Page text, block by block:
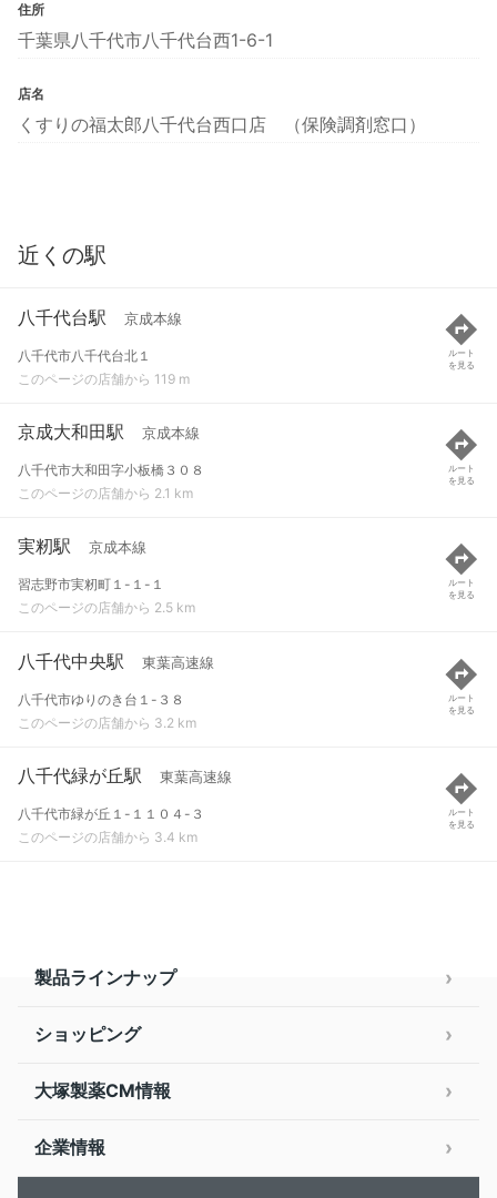
住所
千葉県八千代市八千代台西1-6-1
店名
くすりの福太郎八千代台西口店 （保険調剤窓口）
近くの駅
八千代台駅 京成本線
八千代市八千代台北１
このページの店舗から 119 m
ルート
を見る
京成大和田駅 京成本線
八千代市大和田字小板橋３０８
このページの店舗から 2.1 km
ルート
を見る
実籾駅 京成本線
習志野市実籾町１-１-１
このページの店舗から 2.5 km
ルート
を見る
八千代中央駅 東葉高速線
八千代市ゆりのき台１-３８
このページの店舗から 3.2 km
ルート
を見る
八千代緑が丘駅 東葉高速線
八千代市緑が丘１-１１０４-３
このページの店舗から 3.4 km
ルート
を見る
製品ラインナップ
ショッピング
大塚製薬CM情報
企業情報